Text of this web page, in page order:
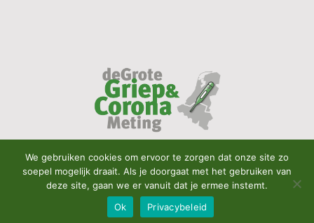
© 2023 griepencorona.nl
We gebruiken cookies om ervoor te zorgen dat onze site zo
soepel mogelijk draait. Als je doorgaat met het gebruiken van
deze site, gaan we er vanuit dat je ermee instemt.
Ok
Privacybeleid